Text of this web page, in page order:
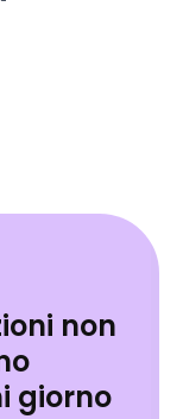
non
giorno